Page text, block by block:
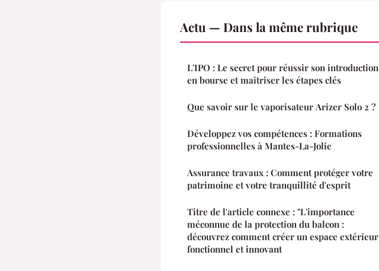
Actu — Dans la même rubrique
L'IPO : Le secret pour réussir son introduction
en bourse et maîtriser les étapes clés
Que savoir sur le vaporisateur Arizer Solo 2 ?
Développez vos compétences : Formations
professionnelles à Mantes-La-Jolie
Assurance travaux : Comment protéger votre
patrimoine et votre tranquillité d'esprit
Titre de l'article connexe : "L'importance
méconnue de la protection du balcon :
découvrez comment créer un espace extérieur
fonctionnel et innovant